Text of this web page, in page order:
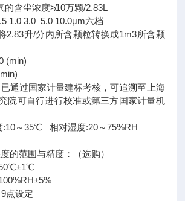
的含尘浓度≯10万颗/2.83L
1.0 3.0 5.0 10.0μm六档
2.83升/分内所含颗粒转换成1m3所含颗
(min)
通过国家计量建标考核，可追溯至上海
院可自行进行校准或第三方国家计量机
:10～35℃ 相对湿度:20～75%RH
的范围与精度：（选购）
50℃±1℃
点设定